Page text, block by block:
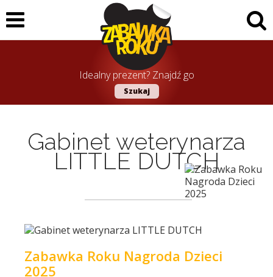
Idealny prezent? Znajdź go
Szukaj
Gabinet weterynarza
LITTLE DUTCH
Zabawka Roku Nagroda Dzieci
2025